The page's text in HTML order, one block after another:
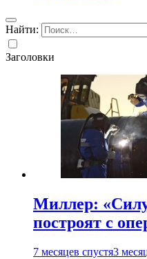
Найти:
Заголовки
Миллер:
построят с
7 месяцев спустя3